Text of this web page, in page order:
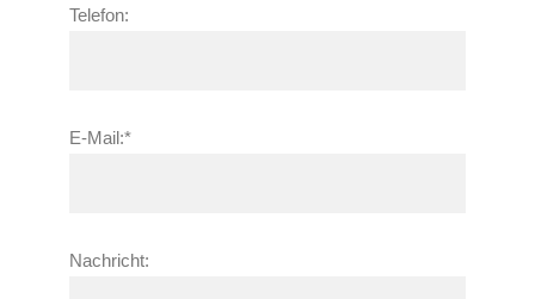
Telefon:
E-Mail:*
Nachricht: